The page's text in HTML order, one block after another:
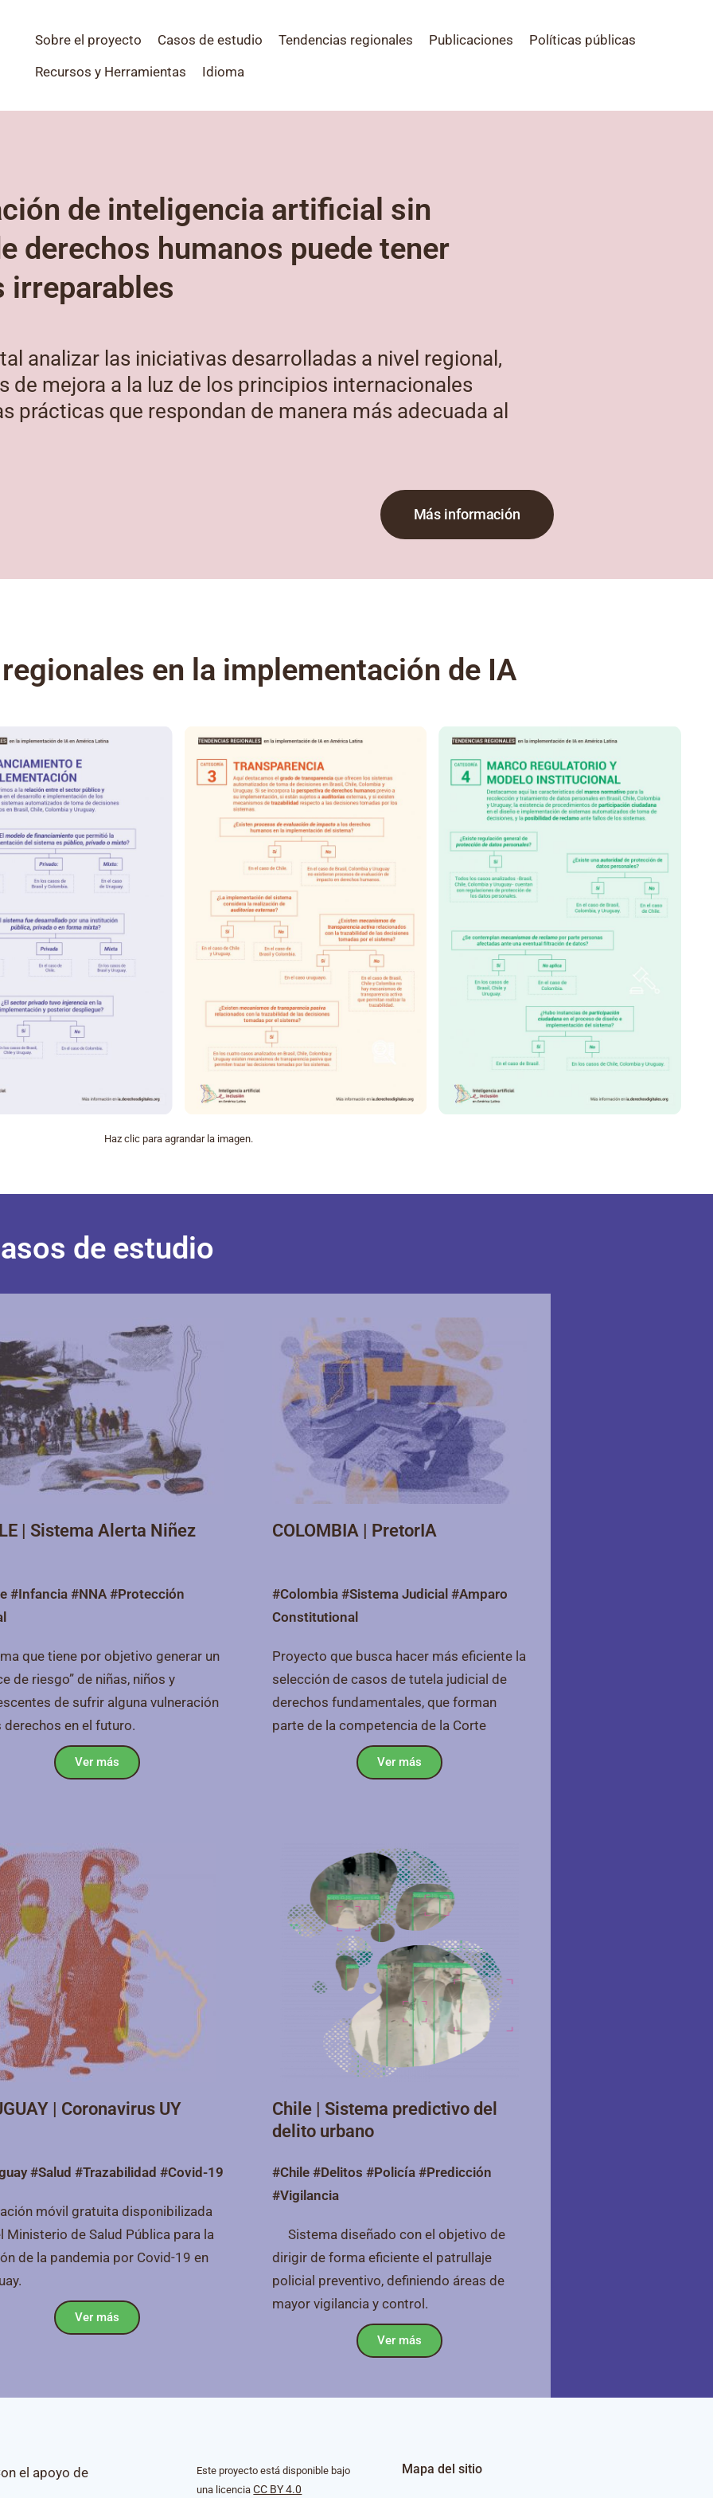
Sobre el proyecto Casos de estudio Tendencias regionales Publicaciones
Políticas públicas
Recursos y Herramientas
Idioma
de inteligencia artificial sin
derechos humanos puede tener
irreparables
analizar las iniciativas desarrolladas a nivel regional,
de mejora a la luz de los principios internacionales
prácticas que respondan de manera más adecuada al
Más información
en la implementación de IA
Haz clic para agrandar la imagen.
de estudio
| Sistema Alerta Niñez
#Infancia #NNA #Protección
que tiene por objetivo generar un
de riesgo” de niñas, niños y
de sufrir alguna vulneración
derechos en el futuro.
Ver más
COLOMBIA | PretorIA
#Colombia #Sistema Judicial #Amparo
Constitutional
Proyecto que busca hacer más eficiente la
selección de casos de tutela judicial de
derechos fundamentales, que forman
parte de la competencia de la Corte
Ver más
| Coronavirus UY
#Salud #Trazabilidad #Covid-19
móvil gratuita disponibilizada
Ministerio de Salud Pública para la
de la pandemia por Covid-19 en
Ver más
Chile | Sistema predictivo del
delito urbano
#Chile #Delitos #Policía #Predicción
#Vigilancia
Sistema diseñado con el objetivo de
dirigir de forma eficiente el patrullaje
policial preventivo, definiendo áreas de
mayor vigilancia y control.
Ver más
el apoyo de
Este proyecto está disponible bajo
una licenciaCC BY 4.0
Mapa del sitio